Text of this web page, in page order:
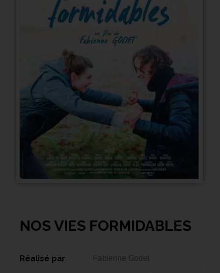
NOS VIES FORMIDABLES
Réalisé par Fabienne Godet